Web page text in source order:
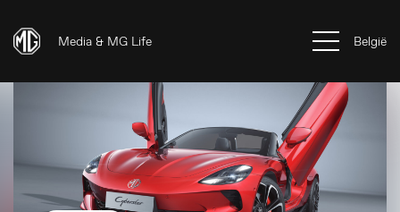
Media & MG Life België